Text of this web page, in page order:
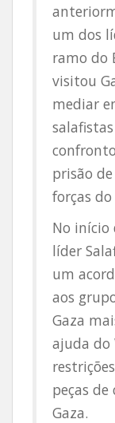
um dos
ramo do
visitou
mediar
prisão
forças
No início
líder
um
aos
Gaza
ajuda do
peças
Gaza.